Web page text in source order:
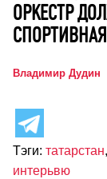
ОРКЕСТР
Владимир Дудин
Тэги: татарстан,
интерьвю